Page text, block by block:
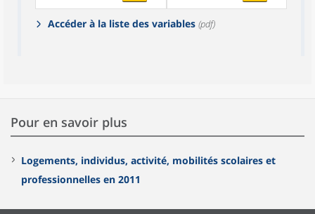
Accéder à la liste des variables (pdf)
Pour en savoir plus
Logements, individus, activité, mobilités scolaires et
professionnelles en 2011